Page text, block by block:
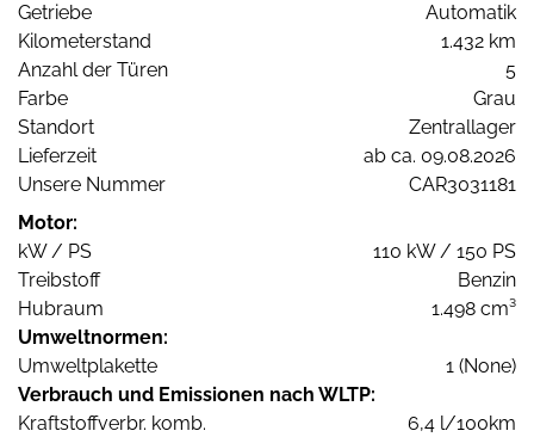
Getriebe
Automatik
Kilometerstand
1.432 km
Anzahl der Türen
5
Farbe
Grau
Standort
Zentrallager
Lieferzeit
ab ca. 09.08.2026
Unsere Nummer
CAR3031181
Motor:
kW / PS
110 kW / 150 PS
Treibstoff
Benzin
Hubraum
1.498 cm³
Umweltnormen:
Umweltplakette
1 (None)
Verbrauch und Emissionen nach WLTP:
Kraftstoffverbr. komb.
6,4 l/100km